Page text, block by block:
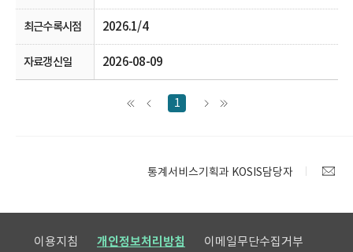
2026.1/4
2026-08-09
1
통계서비스기획과 KOSIS담당자
이용지침 개인정보처리방침
이메일무단수집거부